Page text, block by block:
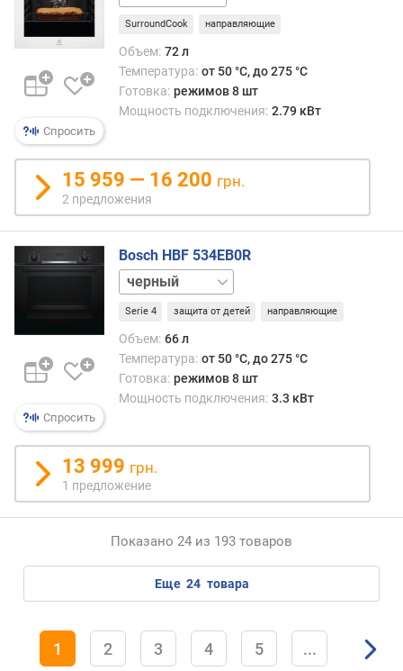
п
о
к
л
ч
и
я
(
к
В
)
Спросить
SurroundCook направляющие
Объем: 72 л
Температура: от 50 °C, до 275 °C
Готовка: режимов 8 шт
Мощность подключения: 2.79 кВт
15 959 — 16 200 грн.
2 предложения
Спросить
Bosch HBF 534EB0R
белый
нержавейка
Serie 4 защита от детей направляющие
Объем: 66 л
Температура: от 50 °C, до 275 °C
Готовка: режимов 8 шт
Мощность подключения: 3.3 кВт
13 999 грн.
1 предложение
Показано 24 из 193 товаров
еще 24 товара
1 2 3 4 5 ...